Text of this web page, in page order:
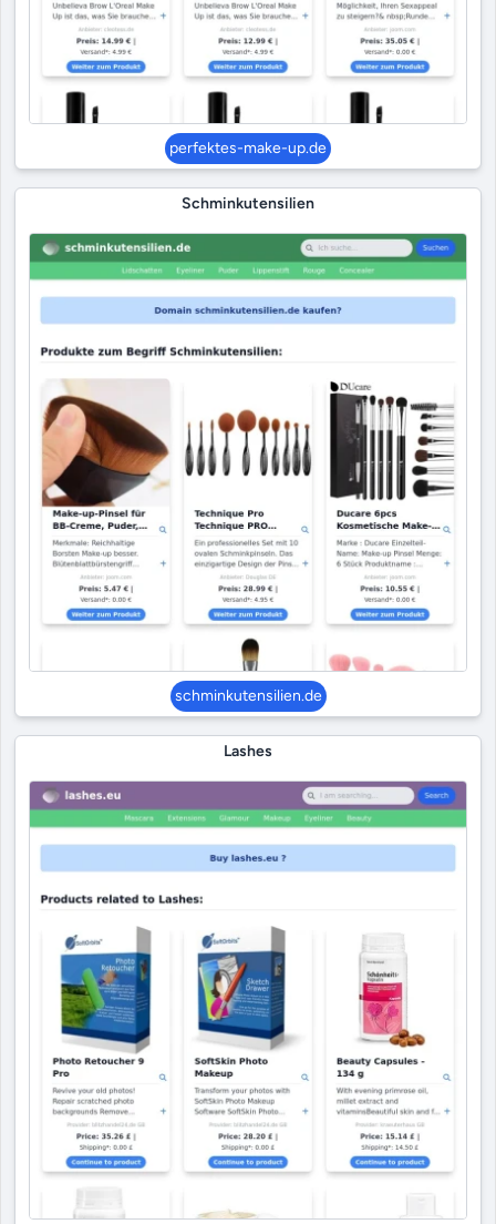
perfektes-make-up.de
Schminkutensilien
schminkutensilien.de
Lashes